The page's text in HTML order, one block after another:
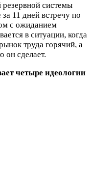
системы
11 дней встречу по
с ожиданием
в ситуации, когда
труда горячий, а
он сделает.
четыре идеологии